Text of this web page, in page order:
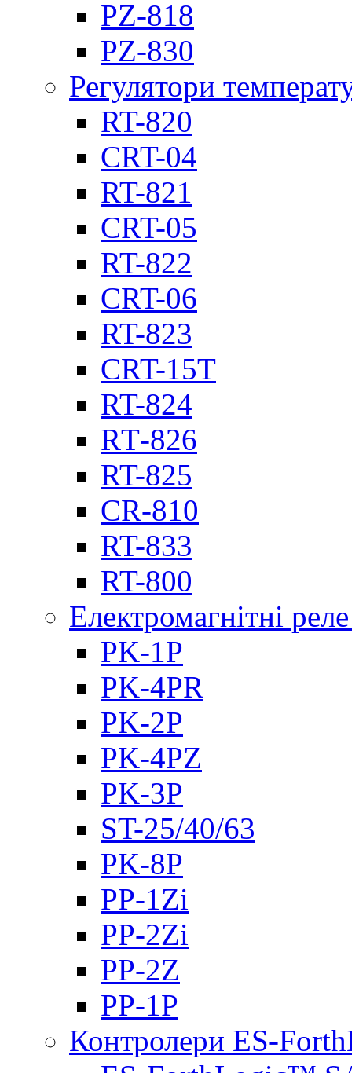
PZ-818
PZ-830
Регулятори
RT-820
CRT-04
RT-821
CRT-05
RT-822
CRT-06
RT-823
CRT-15T
RT-824
RТ-826
RT-825
CR-810
RT-833
RT-800
Електромагнітні
PK-1P
PK-4PR
PK-2Р
PK-4PZ
PK-3Р
ST-25/40/63
PK-8P
PP-1Zi
PP-2Zi
PP-2Z
PP-1P
Контролери ES-